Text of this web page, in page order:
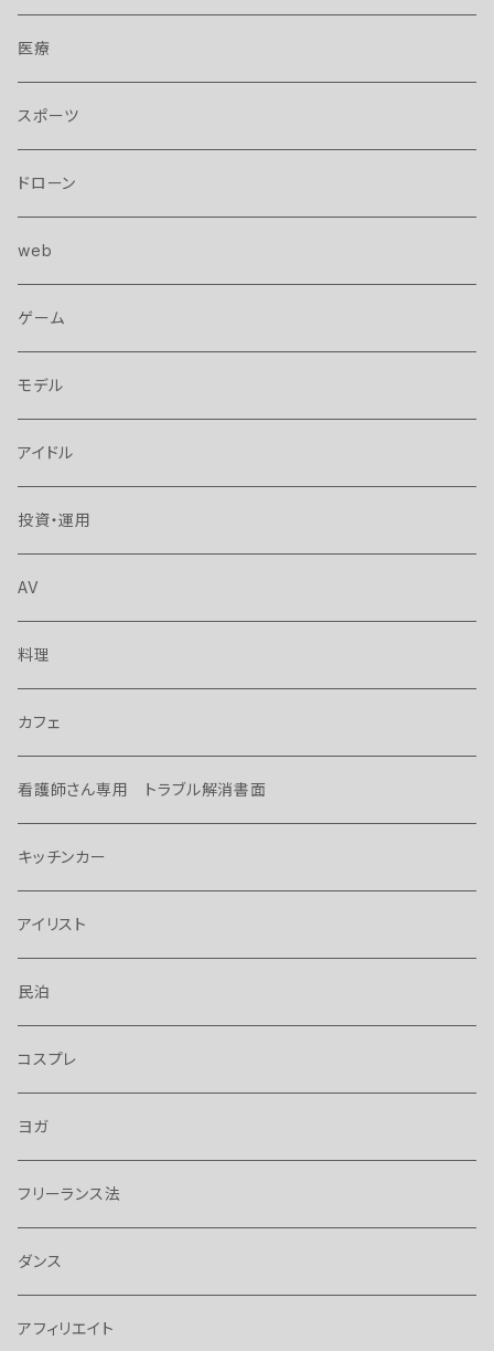
医療
スポーツ
ドローン
web
ゲーム
モデル
アイドル
投資・運用
AV
料理
カフェ
看護師さん専用 トラブル解消書面
キッチンカー
アイリスト
民泊
コスプレ
ヨガ
フリーランス法
ダンス
アフィリエイト